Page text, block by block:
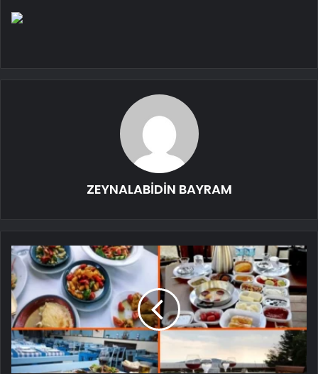
ZEYNALABİDİN BAYRAM